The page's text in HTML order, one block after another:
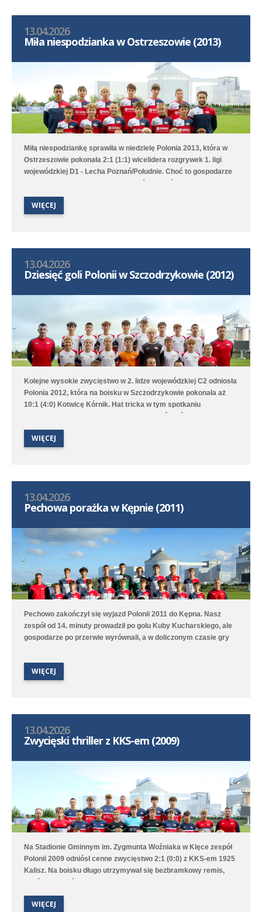
13.04.2026
Miła niespodzianka w Ostrzeszowie (2013)
Miłą niespodziankę sprawiła w niedzielę Polonia 2013, która w
Ostrzeszowie pokonała 2:1 (1:1) wicelidera rozgrywek 1. ligi
wojewódzkiej D1 - Lecha Poznań/Południe. Choć to gospodarze
pierwsi objęli prowadzenie to Poloniści odwrócili losy meczu za
zespół przegrał na wyjeździe 1:3 (1:1) z Clescevią Kleszczewo, a
gola dla Polonii strzelił Bruno Obiegły.
WIĘCEJ
13.04.2026
Dziesięć goli Polonii w Szczodrzykowie (2012)
Kolejne wysokie zwycięstwo w 2. lidze wojewódzkiej C2 odniosła
Polonia 2012, która na boisku w Szczodrzykowie pokonała aż
10:1 (4:0) Kotwicę Kórnik. Hat tricka w tym spotkaniu
skompletował Karol Marciniak. Drugi zespół, który rywalizuje w
WIĘCEJ
13.04.2026
Pechowa porażka w Kępnie (2011)
Pechowo zakończył się wyjazd Polonii 2011 do Kępna. Nasz
zespół od 14. minuty prowadził po golu Kuby Kucharskiego, ale
gospodarze po przerwie wyrównali, a w doliczonym czasie gry
Trans II Stare Oborzyska. Hat trickiem w tym meczu popisał się
Jan Marciniak.
WIĘCEJ
13.04.2026
Zwycięski thriller z KKS-em (2009)
Na Stadionie Gminnym im. Zygmunta Woźniaka w Klęce zespół
Polonii 2009 odniósł cenne zwycięstwo 2:1 (0:0) z KKS-em 1925
Kalisz. Na boisku długo utrzymywał się bezbramkowy remis,
choć to Poloniści byli stroną dominującą. W 68. minucie
taktyczny przed polem karnym i przewaga Polonii jeszcze
WIĘCEJ